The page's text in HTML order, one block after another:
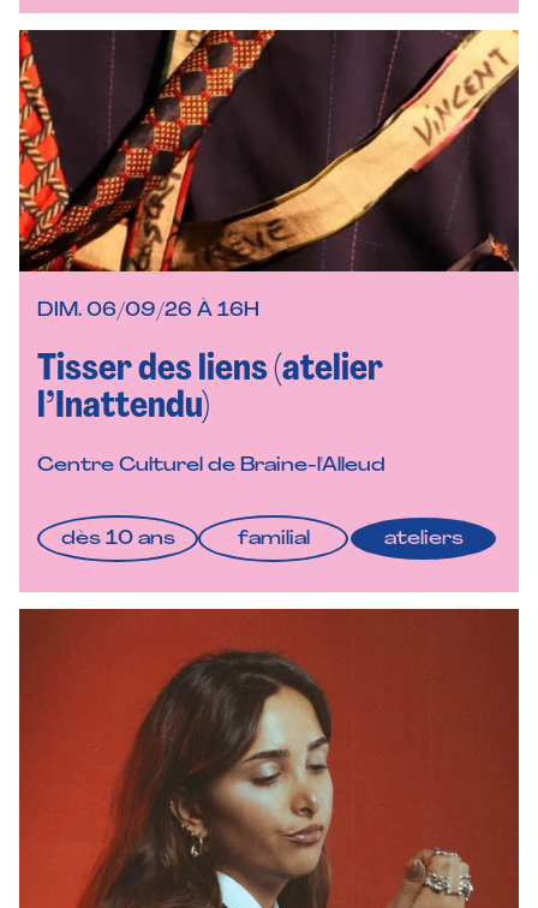
DIM. 06/09/26 À 16H
Tisser des liens (atelier
l’Inattendu)
Centre Culturel de Braine-l'Alleud
dès 10 ans familial ateliers